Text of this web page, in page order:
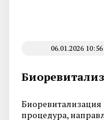
06.01.2026 10:56
Биоревитализация
процедура,